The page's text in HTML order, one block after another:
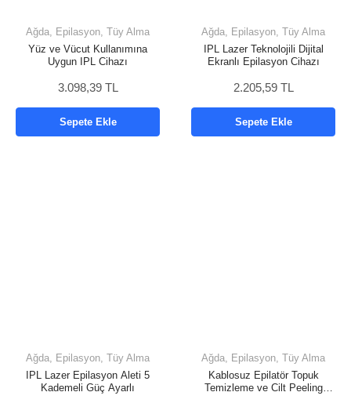
Ağda, Epilasyon, Tüy Alma
Yüz ve Vücut Kullanımına
Uygun IPL Cihazı
3.098,39 TL
Sepete Ekle
Ağda, Epilasyon, Tüy Alma
IPL Lazer Teknolojili Dijital
Ekranlı Epilasyon Cihazı
2.205,59 TL
Sepete Ekle
Ağda, Epilasyon, Tüy Alma
IPL Lazer Epilasyon Aleti 5
Kademeli Güç Ayarlı
Ağda, Epilasyon, Tüy Alma
Kablosuz Epilatör Topuk
Temizleme ve Cilt Peeling